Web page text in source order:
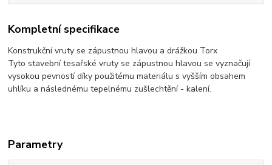
Kompletní specifikace
Konstrukční vruty se zápustnou hlavou a drážkou Torx
Tyto stavební tesařské vruty se zápustnou hlavou se vyznačují
vysokou pevností díky použitému materiálu s vyšším obsahem
uhlíku a následnému tepelnému zušlechtění - kalení.
Parametry